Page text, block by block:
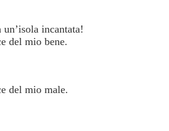
incantata!
del mio bene.
del mio male.